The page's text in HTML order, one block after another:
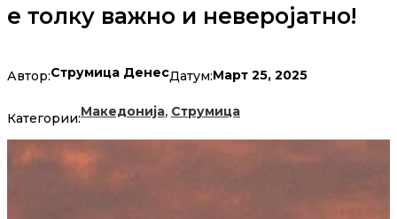
е толку важно и неверојатно!
Автор:Струмица ДенесДатум:Март 25, 2025
Категории:Македонија, Струмица